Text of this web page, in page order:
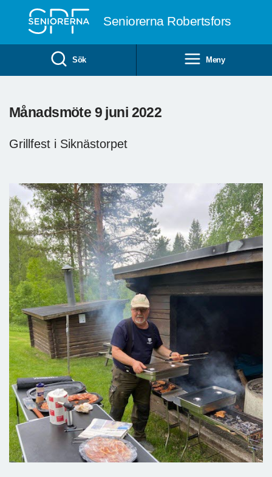
Seniorerna Robertsfors
Sök Meny
Månadsmöte 9 juni 2022
Grillfest i Siknästorpet